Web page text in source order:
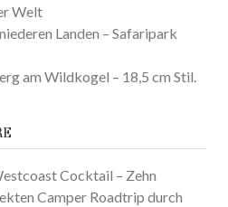
Welt
Landen – Safaripark
am Wildkogel – 18,5 cm Stil.
Cocktail – Zehn
Camper Roadtrip durch